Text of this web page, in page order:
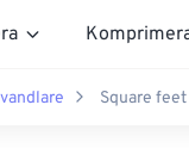
Square